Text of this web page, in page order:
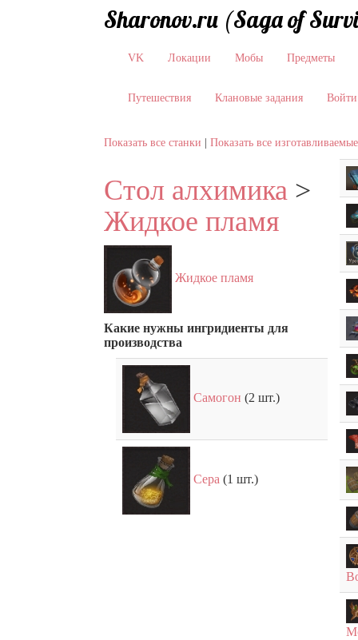
Sharonov.ru (Saga of
VK Локации Мобы Предметы
Путешествия Клановые задания Войти
Показать все станки Показать все
Стол алхимика >
Жидкое пламя
Жидкое пламя
Какие нужны ингридиенты для
производства
Самогон (2 шт.)
Сера (1 шт.)